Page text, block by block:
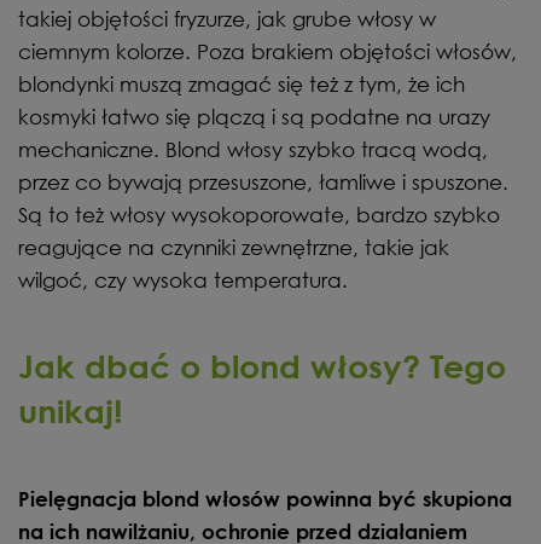
takiej objętości fryzurze, jak grube włosy w
ciemnym kolorze. Poza brakiem objętości włosów,
blondynki muszą zmagać się też z tym, że ich
kosmyki łatwo się plączą i są podatne na urazy
mechaniczne. Blond włosy szybko tracą wodą,
przez co bywają przesuszone, łamliwe i spuszone.
Są to też włosy wysokoporowate, bardzo szybko
reagujące na czynniki zewnętrzne, takie jak
wilgoć, czy wysoka temperatura.
Jak dbać o blond włosy? Tego
unikaj!
Pielęgnacja blond włosów powinna być skupiona
na ich nawilżaniu, ochronie przed działaniem